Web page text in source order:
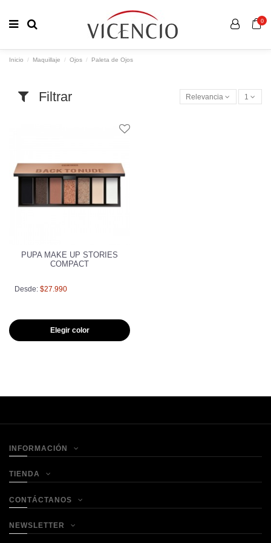
0
Inicio Maquillaje Ojos Paleta de Ojos
Filtrar Relevancia 1
PUPA MAKE UP STORIES
COMPACT
Desde:$27.990
Elegir color
INFORMACIÓN
TIENDA
CONTÁCTANOS
NEWSLETTER